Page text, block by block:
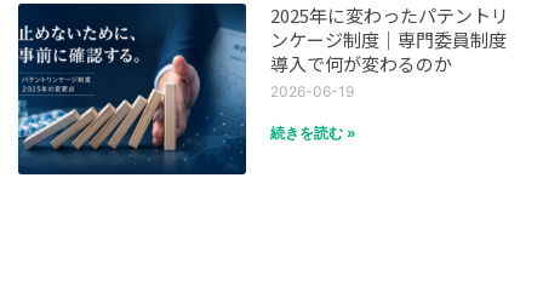
2025年に変わったパテントリ
ンケージ制度｜専門委員制度
導入で何が変わるのか
2026-06-19
続きを読む »